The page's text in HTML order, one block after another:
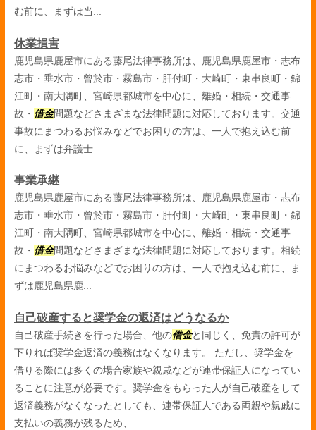
む前に、まずは当...
休業損害
鹿児島県鹿屋市にある藤尾法律事務所は、鹿児島県鹿屋市・志布
志市・垂水市・曾於市・霧島市・肝付町・大崎町・東串良町・錦
江町・南大隅町、宮崎県都城市を中心に、離婚・相続・交通事
故・ 借金問題などさまざまな法律問題に対応しております。交通
事故にまつわるお悩みなどでお困りの方は、一人で抱え込む前
に、まずは弁護士...
事業承継
鹿児島県鹿屋市にある藤尾法律事務所は、鹿児島県鹿屋市・志布
志市・垂水市・曾於市・霧島市・肝付町・大崎町・東串良町・錦
江町・南大隅町、宮崎県都城市を中心に、離婚・相続・交通事
故・ 借金問題などさまざまな法律問題に対応しております。相続
にまつわるお悩みなどでお困りの方は、一人で抱え込む前に、ま
ずは鹿児島県鹿...
自己破産すると奨学金の返済はどうなるか
自己破産手続きを行った場合、他の借金と同じく、免責の許可が
下りれば奨学金返済の義務はなくなります。 ただし、奨学金を
借りる際には多くの場合家族や親戚などが連帯保証人になってい
ることに注意が必要です。奨学金をもらった人が自己破産をして
返済義務がなくなったとしても、連帯保証人である両親や親戚に
支払いの義務が残るため、...